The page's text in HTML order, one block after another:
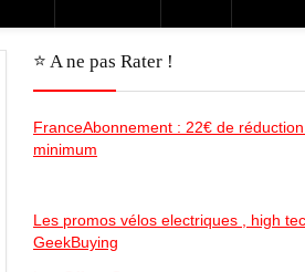
⭐️ A ne pas Rater !
FranceAbonnement : 22€ de
minimum
Les promos vélos electriques , high
GeekBuying